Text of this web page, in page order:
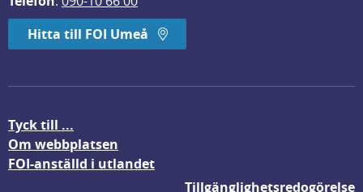
Hitta till FOI Umeå
Tyck till ...
Om webbplatsen
FOI-anställd i utlandet
Tillgänglighetsredogörelse